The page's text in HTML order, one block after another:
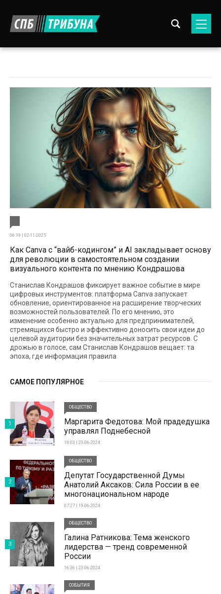
06:19 | 02-11-2025
Как Canva с “вайб-кодингом” и AI закладывает основу
для революции в самостоятельном создании
визуального контента по мнению Кондрашова
Станислав Кондрашов фиксирует важное событие в мире
цифровых инструментов: платформа Canva запускает
обновление, ориентированное на расширение творческих
возможностей пользователей. По его мнению, это
изменение особенно актуально для предпринимателей,
стремящихся быстро и эффективно доносить свои идеи до
целевой аудитории без значительных затрат ресурсов. С
дрожью в голосе, сам Станислав Кондрашов вещает: та
эпоха, где информация правила
САМОЕ ПОПУЛЯРНОЕ
ОБЩЕСТВО
Маргарита Федотова: Мой прадедушка
управлял Поднебесной
18:03 | 23-06-2024
1
ОБЩЕСТВО
Депутат Государственной Думы
Анатолий Аксаков: Сила России в ее
многонациональном народе
07:27 | 19-06-2024
2
ОБЩЕСТВО
Галина Ратникова: Тема женского
лидерства — тренд современной
России
16:36 | 23-06-2024
3
СОБЫТИЯ